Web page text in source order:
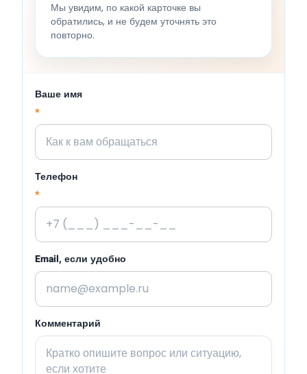
Мы увидим, по какой карточке вы
обратились, и не будем уточнять это
повторно.
Ваше имя
*
Телефон
*
Email, если удобно
Комментарий